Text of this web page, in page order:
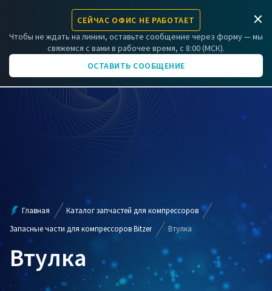
СЕЙЧАС ОФИС НЕ РАБОТАЕТ
Чтобы не ждать на линии, оставьте сообщение через форму — мы
свяжемся с вами в рабочее время, с 8:00 (МСК).
ОСТАВИТЬ СООБЩЕНИЕ
×
ЗАРЕГИСТРИРОВАТЬ КОМПРЕССОР
Главная
Каталог запчастей для компрессоров
Запасные части для компрессоров Bitzer
Втулка
Втулка